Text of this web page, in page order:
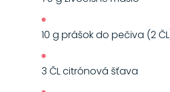
10 g prášok do pečiva (2
3 ČL citrónová šťava